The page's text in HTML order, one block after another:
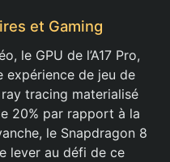
et Gaming
le GPU de l’A17 Pro,
de jeu de
tracing materialisé
20% par rapport à la
le Snapdragon 8
lever au défi de ce